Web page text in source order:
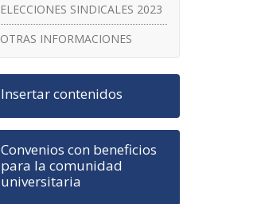
ELECCIONES SINDICALES 2023
OTRAS INFORMACIONES
Insertar contenidos
Convenios con beneficios
para la comunidad
universitaria